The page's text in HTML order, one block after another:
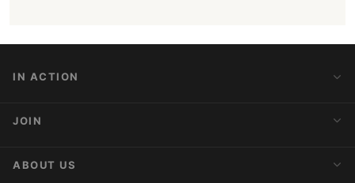
IN ACTION
Action Alerts
JOIN
ABOUT US